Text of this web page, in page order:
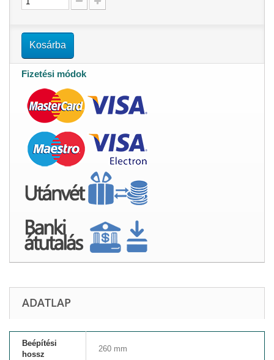
Kosárba
Fizetési módok
ADATLAP
Beépítési
hossz
260 mm